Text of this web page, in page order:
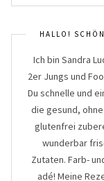
HALLO!
Ich bin Sandra
2er Jungs und
Du schnelle und
die gesund,
glutenfrei
wunderbar
Zutaten. Farb-
adé! Meine